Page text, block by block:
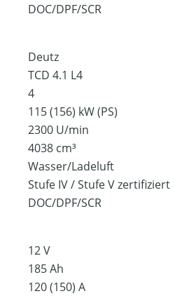
DOC/DPF/SCR
Deutz
TCD 4.1 L4
4
115 (156) kW (PS)
2300 U/min
4038 cm³
Wasser/Ladeluft
Stufe IV / Stufe V zertifiziert
DOC/DPF/SCR
12 V
185 Ah
120 (150) A